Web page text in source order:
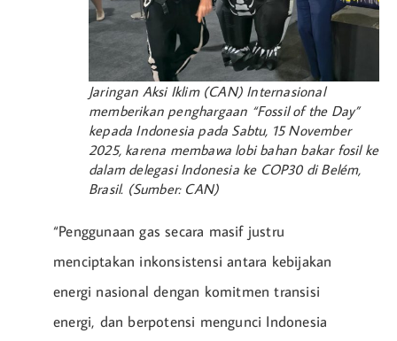
Jaringan Aksi Iklim (CAN) Internasional
memberikan penghargaan “Fossil of the Day”
kepada Indonesia pada Sabtu, 15 November
2025, karena membawa lobi bahan bakar fosil ke
dalam delegasi Indonesia ke COP30 di Belém,
Brasil. (Sumber: CAN)
“Penggunaan gas secara masif justru
menciptakan inkonsistensi antara kebijakan
energi nasional dengan komitmen transisi
energi, dan berpotensi mengunci Indonesia